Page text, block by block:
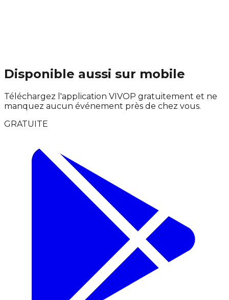
Disponible aussi sur mobile
Téléchargez l'application VIVOP gratuitement et ne
manquez aucun événement près de chez vous.
GRATUITE